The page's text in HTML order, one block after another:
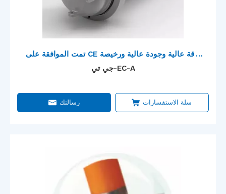
تمت الموافقة على CE بدقة عالية وجودة عالية ورخيصة
الثمن لإغلاق نهاية أنبوب PE لاختبار ضغط الانفجارجي تي-EC-A
رسالتك سلة الاستفسارات